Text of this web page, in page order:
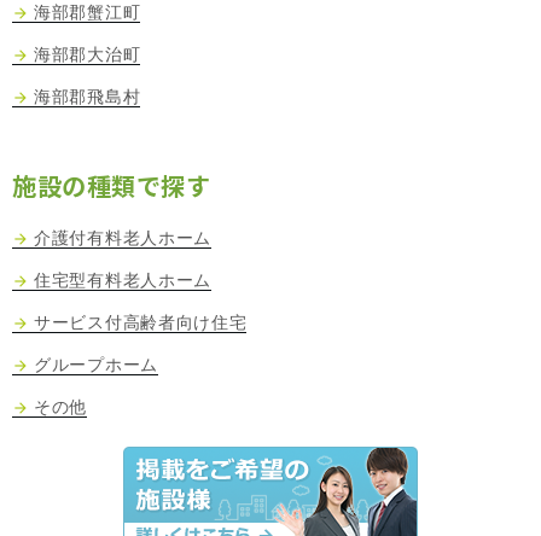
海部郡蟹江町
海部郡大治町
海部郡飛島村
施設の種類で探す
介護付有料老人ホーム
住宅型有料老人ホーム
サービス付高齢者向け住宅
グループホーム
その他